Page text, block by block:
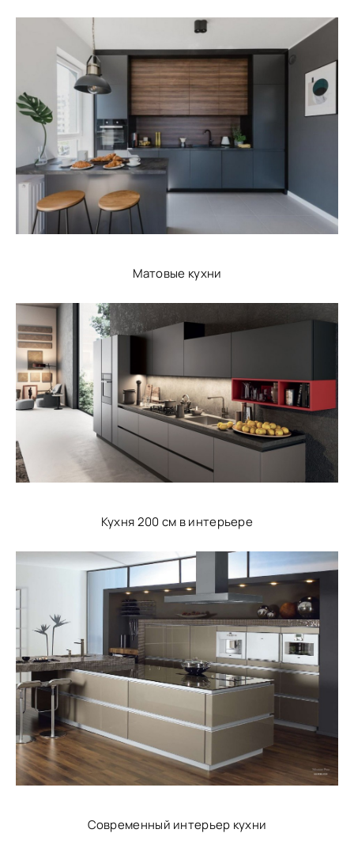
Матовые кухни
Кухня 200 см в интерьере
Современный интерьер кухни